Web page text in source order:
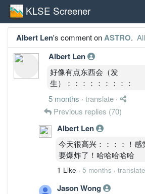
KLSE Screener
Albert Len's comment onASTRO.
Albert Len
好像有点东西会（发
生）：：：：：：：：：
5 months · translate ·
Previous replies (70)
Albert Len
今天很高兴：：：：！感
要爆炸了！哈哈哈哈哈
1 Like · 5 months · translate
Jason Wong